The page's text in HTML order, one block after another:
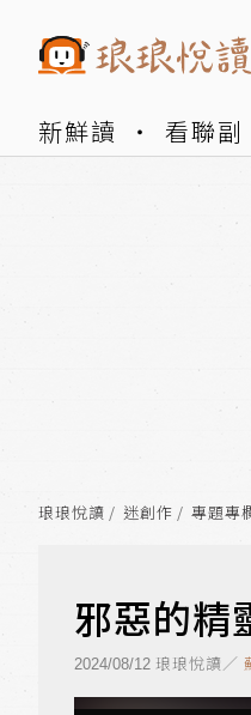
新鮮讀 看聯副
琅琅悅讀 迷創作 專題專
邪惡的精
2024/08/12 琅琅悅讀／